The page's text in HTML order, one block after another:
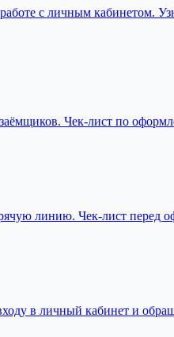
с личным кабинетом.
Чек-лист по
линию. Чек-лист перед
в личный кабинет и